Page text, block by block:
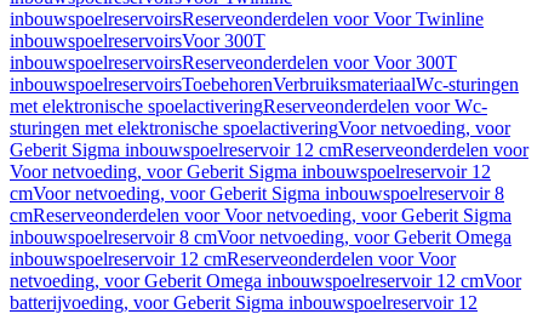
inbouwspoelreservoirsReserveonderdelen voor Voor Twinline
inbouwspoelreservoirsVoor 300T
inbouwspoelreservoirsReserveonderdelen voor Voor 300T
inbouwspoelreservoirsToebehorenVerbruiksmateriaalWc-sturingen
met elektronische spoelactiveringReserveonderdelen voor Wc-
sturingen met elektronische spoelactiveringVoor netvoeding, voor
Geberit Sigma inbouwspoelreservoir 12 cmReserveonderdelen voor
Voor netvoeding, voor Geberit Sigma inbouwspoelreservoir 12
cmVoor netvoeding, voor Geberit Sigma inbouwspoelreservoir 8
cmReserveonderdelen voor Voor netvoeding, voor Geberit Sigma
inbouwspoelreservoir 8 cmVoor netvoeding, voor Geberit Omega
inbouwspoelreservoir 12 cmReserveonderdelen voor Voor
netvoeding, voor Geberit Omega inbouwspoelreservoir 12 cmVoor
batterijvoeding, voor Geberit Sigma inbouwspoelreservoir 12